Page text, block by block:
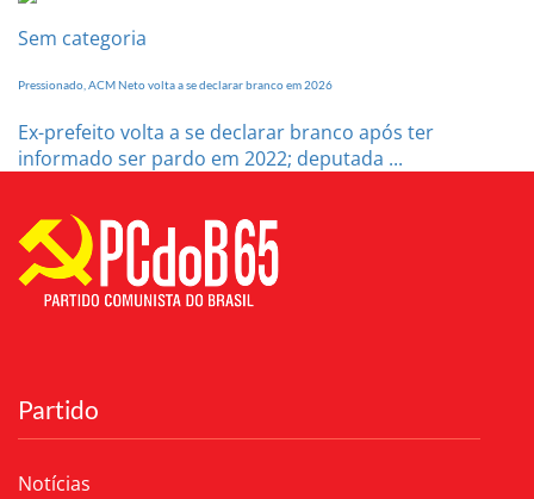
Sem categoria
Pressionado, ACM Neto volta a se declarar branco em 2026
Ex-prefeito volta a se declarar branco após ter
informado ser pardo em 2022; deputada ...
Partido
Notícias